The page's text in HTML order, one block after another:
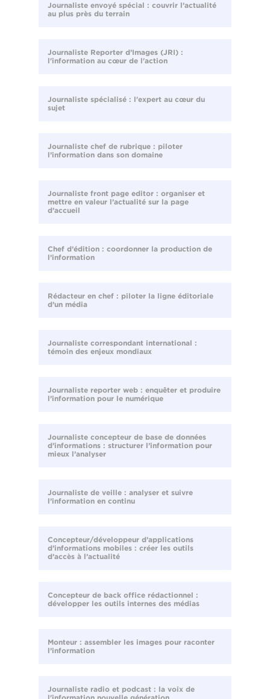
Journaliste envoyé spécial : couvrir l’actualité
au plus près du terrain
Journaliste Reporter d’Images (JRI) :
l'information au cœur de l'action
Journaliste spécialisé : l'expert au cœur du
sujet
Journaliste chef de rubrique : piloter
l’information dans son domaine
Journaliste front page editor : organiser et
mettre en valeur l’actualité sur la page
d’accueil
Chef d’édition : coordonner la production de
l’information
Rédacteur en chef : piloter la ligne éditoriale
d’un média
Journaliste correspondant international :
témoin des enjeux mondiaux
Journaliste reporter web : enquêter et produire
l’information pour le numérique
Journaliste concepteur de base de données
d’informations : structurer l’information pour
mieux l’analyser
Journaliste de veille : analyser et suivre
l’information en continu
Concepteur/développeur d’applications
d’informations mobiles : créer les outils
d’accès à l’actualité
Concepteur de back office rédactionnel :
développer les outils internes des médias
Monteur : assembler les images pour raconter
l’information
Journaliste radio et podcast : la voix de